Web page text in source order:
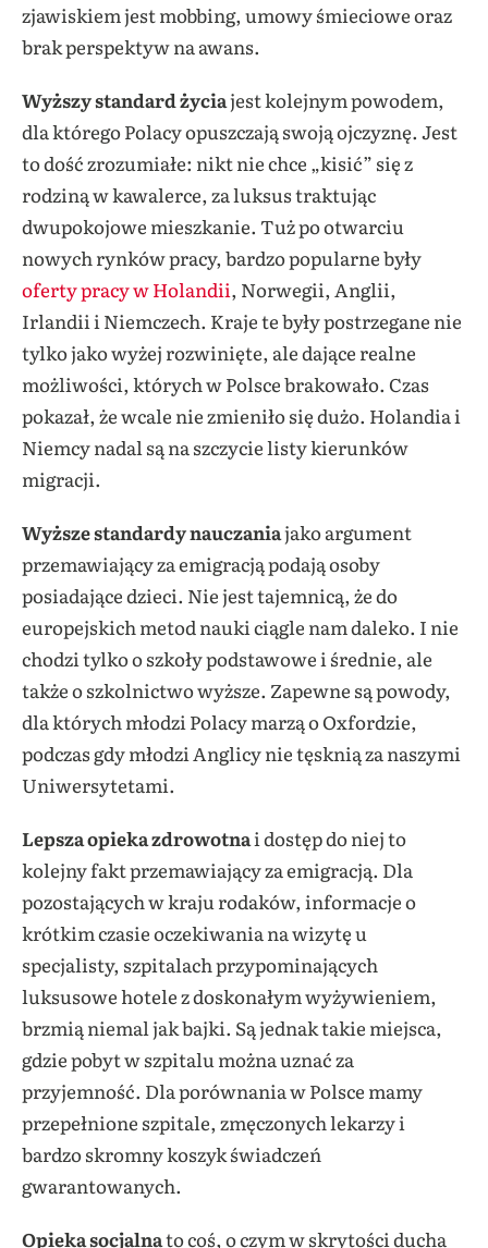
zjawiskiem jest mobbing, umowy śmieciowe oraz
brak perspektyw na awans.
Wyższy standard życiajest kolejnym powodem,
dla którego Polacy opuszczają swoją ojczyznę. Jest
to dość zrozumiałe: nikt nie chce „kisić” się z
rodziną w kawalerce, za luksus traktując
dwupokojowe mieszkanie. Tuż po otwarciu
nowych rynków pracy, bardzo popularne były
oferty pracy w Holandii, Norwegii, Anglii,
Irlandii i Niemczech. Kraje te były postrzegane nie
tylko jako wyżej rozwinięte, ale dające realne
możliwości, których w Polsce brakowało. Czas
pokazał, że wcale nie zmieniło się dużo. Holandia i
Niemcy nadal są na szczycie listy kierunków
migracji.
Wyższe standardy nauczaniajako argument
przemawiający za emigracją podają osoby
posiadające dzieci. Nie jest tajemnicą, że do
europejskich metod nauki ciągle nam daleko. I nie
chodzi tylko o szkoły podstawowe i średnie, ale
także o szkolnictwo wyższe. Zapewne są powody,
dla których młodzi Polacy marzą o Oxfordzie,
podczas gdy młodzi Anglicy nie tęsknią za naszymi
Uniwersytetami.
Lepsza opieka zdrowotnai dostęp do niej to
kolejny fakt przemawiający za emigracją. Dla
pozostających w kraju rodaków, informacje o
krótkim czasie oczekiwania na wizytę u
specjalisty, szpitalach przypominających
luksusowe hotele z doskonałym wyżywieniem,
brzmią niemal jak bajki. Są jednak takie miejsca,
gdzie pobyt w szpitalu można uznać za
przyjemność. Dla porównania w Polsce mamy
przepełnione szpitale, zmęczonych lekarzy i
bardzo skromny koszyk świadczeń
gwarantowanych.
Opieka socjalnato coś, o czym w skrytości ducha